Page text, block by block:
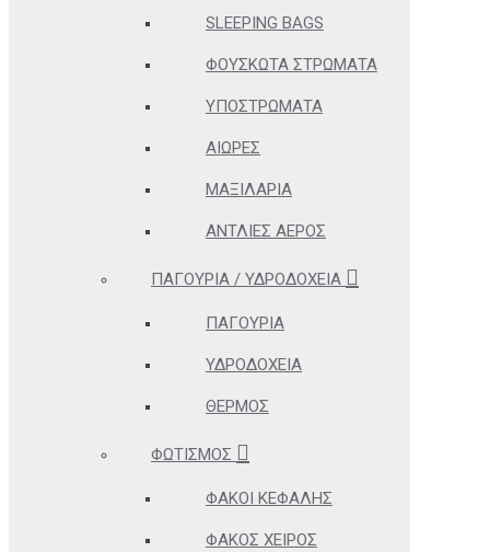
SLEEPING BAGS
ΦΟΥΣΚΩΤΆ ΣΤΡΏΜΑΤΑ
ΥΠΟΣΤΡΏΜΑΤΑ
ΑΙΏΡΕΣ
ΜΑΞΙΛΆΡΙΑ
ΑΝΤΛΊΕΣ ΑΈΡΟΣ
ΠΑΓΟΎΡΙΑ / ΥΔΡΟΔΟΧΕΊΑ
ΠΑΓΟΎΡΙΑ
ΥΔΡΟΔΟΧΕΊΑ
ΘΕΡΜΌΣ
ΦΩΤΙΣΜΌΣ
ΦΑΚΟΊ ΚΕΦΑΛΉΣ
ΦΑΚΌΣ ΧΕΙΡΌΣ